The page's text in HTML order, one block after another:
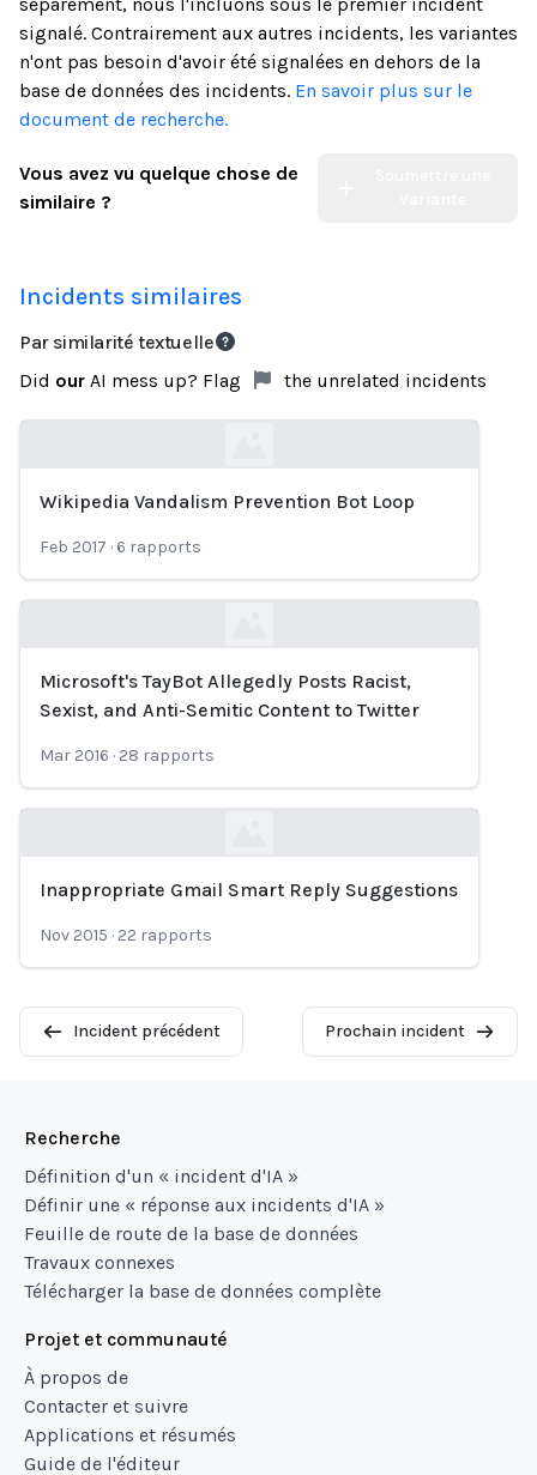
signalé. Contrairement aux autres incidents, les variantes
n'ont pas besoin d'avoir été signalées en dehors de la
base de données des incidents. En savoir plus sur le
document de recherche.
Vous avez vu quelque chose de
similaire ?
Incidents similaires
Par similarité textuelle
Did our AI mess up? Flag the unrelated incidents
Loading...
Wikipedia Vandalism Prevention Bot Loop
Feb 2017 · 6 rapports
Loading...
Microsoft's TayBot Allegedly Posts Racist,
Sexist, and Anti-Semitic Content to Twitter
Mar 2016 · 28 rapports
Loading...
Inappropriate Gmail Smart Reply Suggestions
Nov 2015 · 22 rapports
Incident précédent Prochain incident
Recherche
Définition d'un « incident d'IA »
Définir une « réponse aux incidents d'IA »
Feuille de route de la base de données
Travaux connexes
Télécharger la base de données complète
Projet et communauté
À propos de
Contacter et suivre
Applications et résumés
Guide de l'éditeur